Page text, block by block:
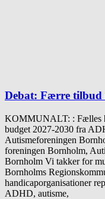
Debat: Færre tilbud
KOMMUNALT: : Fælles
budget 2027-2030 fra
Autismeforeningen
foreningen Bornholm,
Bornholm Vi takker for
Bornholms
handicaporganisationer
ADHD, autisme,